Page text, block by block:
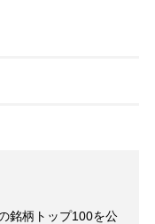
銘柄トップ100を公